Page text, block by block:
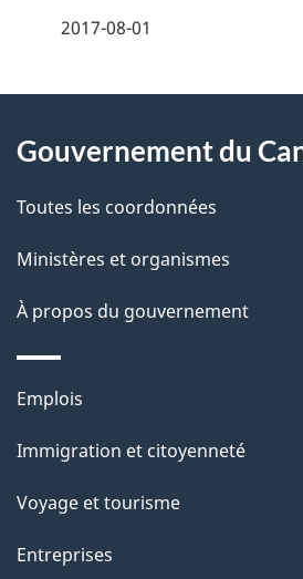
i
l
s
d
e
l
a
p
a
2017-08-01
propos
de
ce
site
Gouvernement du
Toutes les coordonnées
Ministères et organismes
À propos du gouvernement
Thèmes
sujets
Emplois
Immigration et citoyenneté
Voyage et tourisme
Entreprises